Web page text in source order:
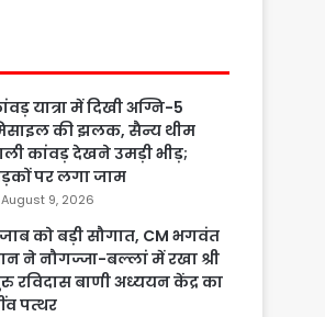
यात्रा में दिखी अग्नि-5
की झलक, सैन्य थीम
कांवड़ देखने उमड़ी भीड़;
पर लगा जाम
August 9, 2026
को बड़ी सौगात, CM भगवंत
ने नौगज्जा-बल्लां में रखा श्री
रविदास बाणी अध्ययन केंद्र का
पत्थर